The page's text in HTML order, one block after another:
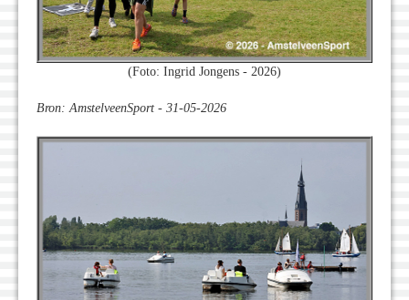
(Foto: Ingrid Jongens - 2026)
Bron: AmstelveenSport - 31-05-2026